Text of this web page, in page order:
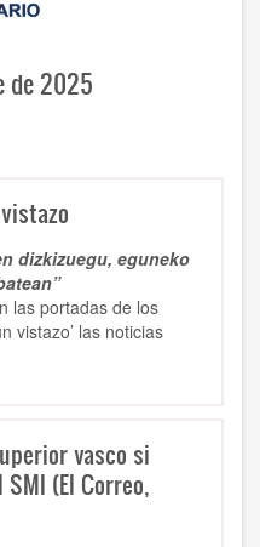
de 2025
dizkizuegu, eguneko
las portadas de los
vistazo’ las noticias
vasco si
(El Correo,